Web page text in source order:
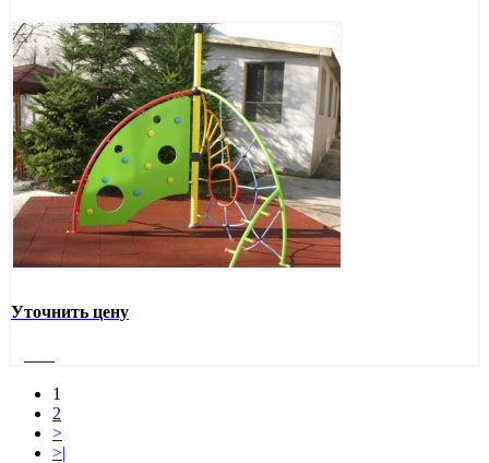
Уточнить цену
1
2
>
>|